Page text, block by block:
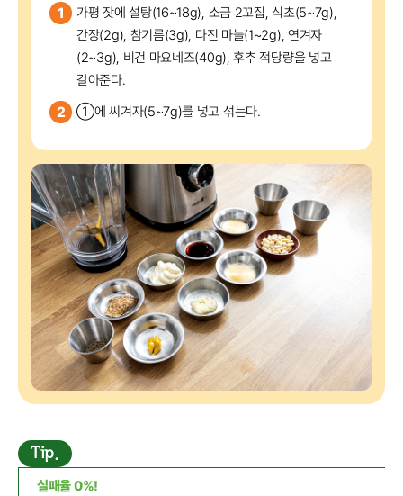
1
가평 잣에 설탕(16~18g), 소금 2꼬집, 식초(5~7g),
간장(2g), 참기름(3g), 다진 마늘(1~2g), 연겨자
(2~3g), 비건 마요네즈(40g), 후추 적당량을 넣고
갈아준다.
2 ①에 씨겨자(5~7g)를 넣고 섞는다.
Tip.
실패율 0%!